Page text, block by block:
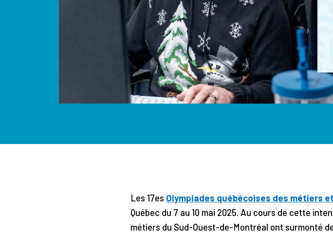
Les 17es Olympiades québécoises des métiers
Québec du 7 au 10 mai 2025. Au cours de cette
métiers du Sud-Ouest-de-Montréal ont surmonté